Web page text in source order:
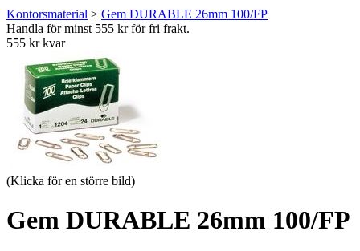
Kontorsmaterial > Gem DURABLE 26mm 100/FP
Handla för minst 555 kr för fri frakt.
555 kr kvar
(Klicka för en större bild)
Gem DURABLE 26mm 100/FP